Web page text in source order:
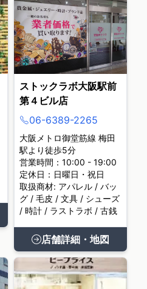
ストックラボ大阪駅前
第４ビル店
06-6389-2265
大阪メトロ御堂筋線 梅田
駅より徒歩5分
営業時間：10:00 - 19:00
定休日：日曜日・祝日
取扱商材: アパレル / バッ
グ / 毛皮 / 文具 / シューズ
/ 時計 / ラストラボ / 古銭
店舗詳細・地図